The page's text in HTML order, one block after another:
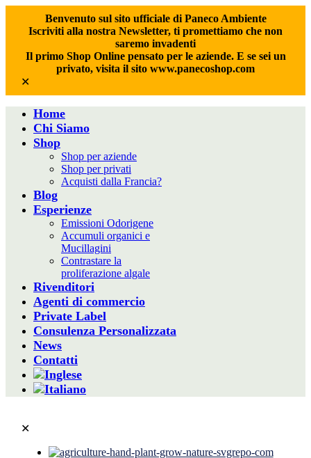
Benvenuto sul sito ufficiale di Paneco Ambiente
Iscriviti alla nostra Newsletter, ti promettiamo che non
saremo invadenti
Il primo Shop Online pensato per le aziende. E se sei un
privato, visita il sito www.panecoshop.com
✕
Home
Chi Siamo
Shop
Shop per aziende
Shop per privati
Acquisti dalla Francia?
Blog
Esperienze
Emissioni Odorigene
Accumuli organici e
Mucillagini
Contrastare la
proliferazione algale
Rivenditori
Agenti di commercio
Private Label
Consulenza Personalizzata
News
Contatti
✕